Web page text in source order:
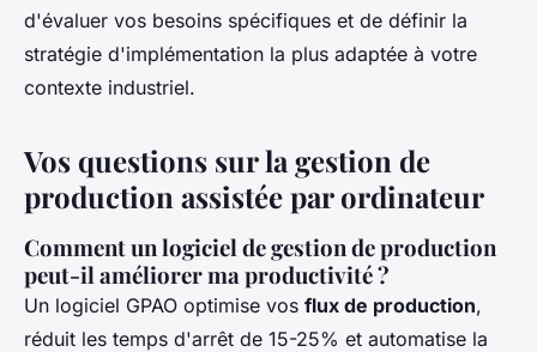
d'évaluer vos besoins spécifiques et de définir la
stratégie d'implémentation la plus adaptée à votre
contexte industriel.
Vos questions sur la gestion de
production assistée par ordinateur
Comment un logiciel de gestion de production
peut-il améliorer ma productivité ?
Un logiciel GPAO optimise vos flux de production,
réduit les temps d'arrêt de 15-25% et automatise la